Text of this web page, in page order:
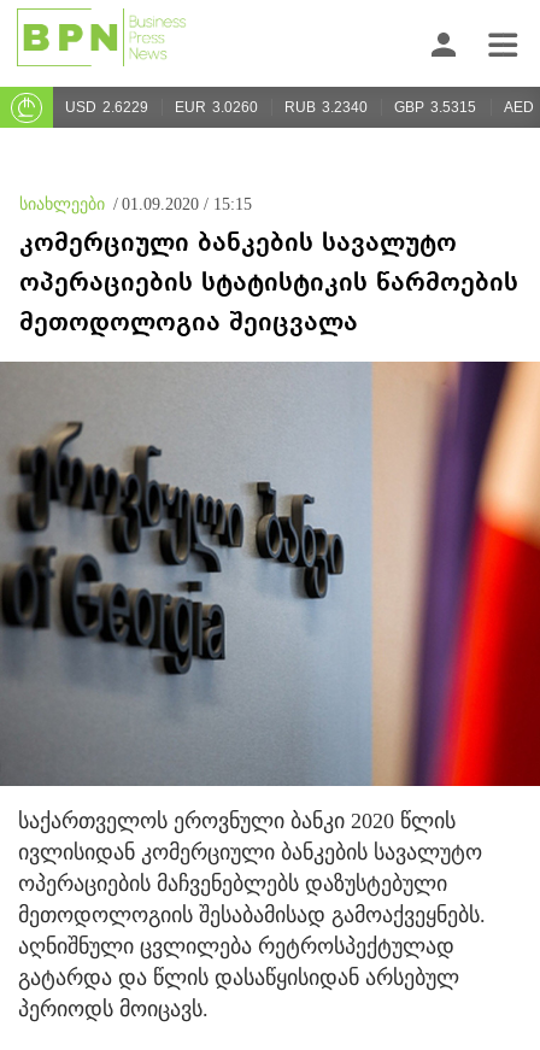
USD 2.6229 EUR 3.0260 RUB 3.2340 GBP 3.5315 AED
სიახლეები / 01.09.2020 / 15:15
კომერციული ბანკების სავალუტო
ოპერაციების სტატისტიკის წარმოების
მეთოდოლოგია შეიცვალა
საქართველოს ეროვნული ბანკი 2020 წლის
ივლისიდან კომერციული ბანკების სავალუტო
ოპერაციების მაჩვენებლებს დაზუსტებული
მეთოდოლოგიის შესაბამისად გამოაქვეყნებს.
აღნიშნული ცვლილება რეტროსპექტულად
გატარდა და წლის დასაწყისიდან არსებულ
პერიოდს მოიცავს.